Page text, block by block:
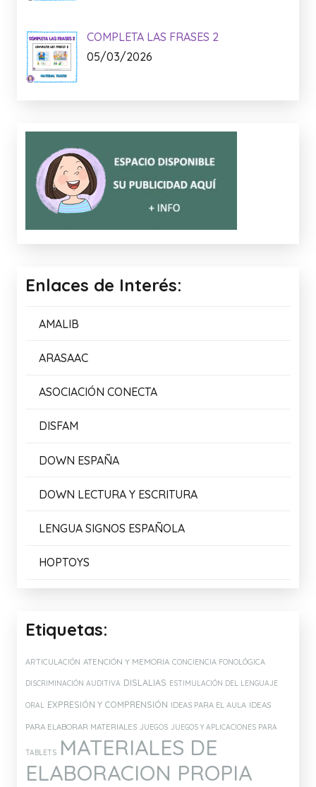
COMPLETA LAS FRASES 2
05/03/2026
Enlaces de Interés:
AMALIB
ARASAAC
ASOCIACIÓN CONECTA
DISFAM
DOWN ESPAÑA
DOWN LECTURA Y ESCRITURA
LENGUA SIGNOS ESPAÑOLA
HOPTOYS
Etiquetas:
ARTICULACIÓN ATENCIÓN Y MEMORIA CONCIENCIA FONOLÓGICA
DISCRIMINACIÓN AUDITIVA DISLALIAS ESTIMULACIÓN DEL LENGUAJE
ORAL EXPRESIÓN Y COMPRENSIÓN IDEAS PARA EL AULA IDEAS
PARA ELABORAR MATERIALES JUEGOS JUEGOS Y APLICACIONES PARA
TABLETS MATERIALES DE
ELABORACION PROPIA